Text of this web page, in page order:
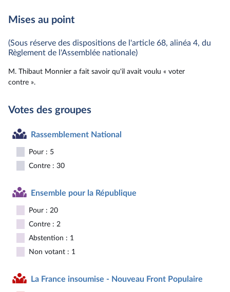
Mises au point
(Sous réserve des dispositions de l'article 68, alinéa 4, du
Règlement de l'Assemblée nationale)
M. Thibaut Monnier a fait savoir qu'il avait voulu « voter
contre ».
Votes des groupes
Rassemblement National
Pour : 5
Contre : 30
Ensemble pour la République
Pour : 20
Contre : 2
Abstention : 1
Non votant : 1
La France insoumise - Nouveau Front Populaire